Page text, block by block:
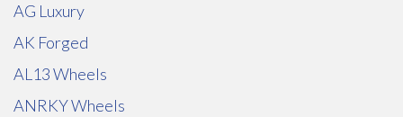
AG Luxury
AK Forged
AL13 Wheels
ANRKY Wheels